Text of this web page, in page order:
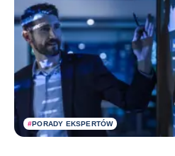
#PORADY EKSPERTÓW